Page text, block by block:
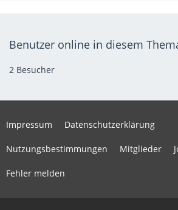
Benutzer online in diesem
2 Besucher
Impressum Datenschutzerklärung
Nutzungsbestimmungen Mitglieder
Fehler melden